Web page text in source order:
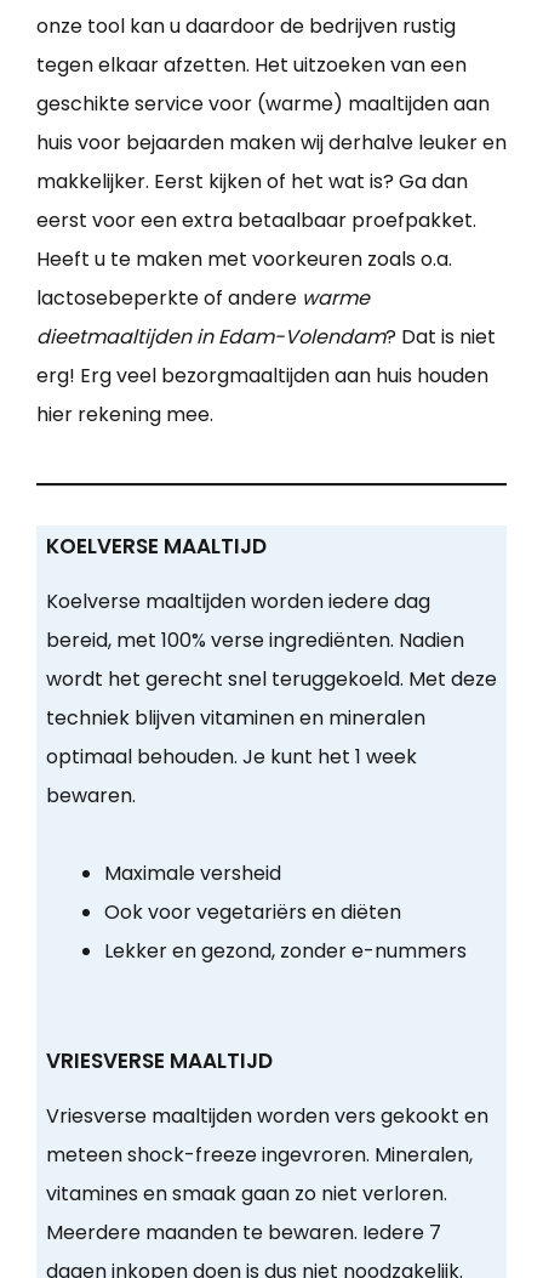
onze tool kan u daardoor de bedrijven rustig
tegen elkaar afzetten. Het uitzoeken van een
geschikte service voor (warme) maaltijden aan
huis voor bejaarden maken wij derhalve leuker en
makkelijker. Eerst kijken of het wat is? Ga dan
eerst voor een extra betaalbaar proefpakket.
Heeft u te maken met voorkeuren zoals o.a.
lactosebeperkte of andere warme
dieetmaaltijden in Edam-Volendam? Dat is niet
erg! Erg veel bezorgmaaltijden aan huis houden
hier rekening mee.
KOELVERSE MAALTIJD
Koelverse maaltijden worden iedere dag
bereid, met 100% verse ingrediënten. Nadien
wordt het gerecht snel teruggekoeld. Met deze
techniek blijven vitaminen en mineralen
optimaal behouden. Je kunt het 1 week
bewaren.
Maximale versheid
Ook voor vegetariërs en diëten
Lekker en gezond, zonder e-nummers
VRIESVERSE MAALTIJD
Vriesverse maaltijden worden vers gekookt en
meteen shock-freeze ingevroren. Mineralen,
vitamines en smaak gaan zo niet verloren.
Meerdere maanden te bewaren. Iedere 7
dagen inkopen doen is dus niet noodzakelijk.